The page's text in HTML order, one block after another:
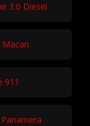
3.0 Diesel
911